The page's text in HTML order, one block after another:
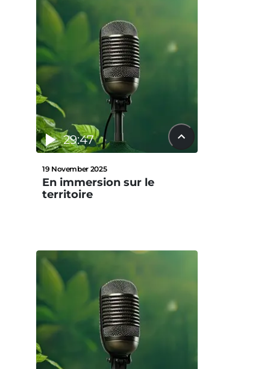
29:47
19 November 2025
En immersion sur le
territoire